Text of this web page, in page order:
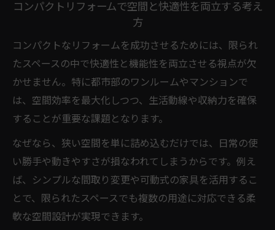
ミニキッチンの増設を検討する際のポイント
ミニキッチン増設に適したリフォームプラ
ンの選び方
リフォームで叶えるミニキッチンの最適サ
ミニキッチン増設時の工事条件と注意点を
解説
コンパクトリフォームで空間と快適性を両立する考え
方
コンパクトなリフォームを成功させるためには、限られ
たスペースの中で快適性と機能性を両立させる視点が欠
かせません。特に都市部のワンルームやマンションで
は、空間効率を最大化しつつ、生活動線や収納力を確保
することが重要な課題となります。
なぜなら、狭い空間を単に詰め込むだけでは、日常の使
い勝手や動きやすさが損なわれてしまうからです。例え
ば、シンプルな間取り変更や可動式の家具を活用するこ
とで、限られたスペースでも複数の用途に対応できる柔
軟な空間設計が実現できます。